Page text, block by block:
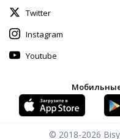
Twitter
Instagram
Youtube
© 2018-2026